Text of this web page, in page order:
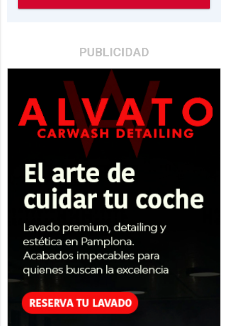
PUBLICIDAD